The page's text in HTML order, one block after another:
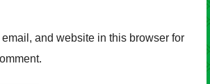
and website in this browser for